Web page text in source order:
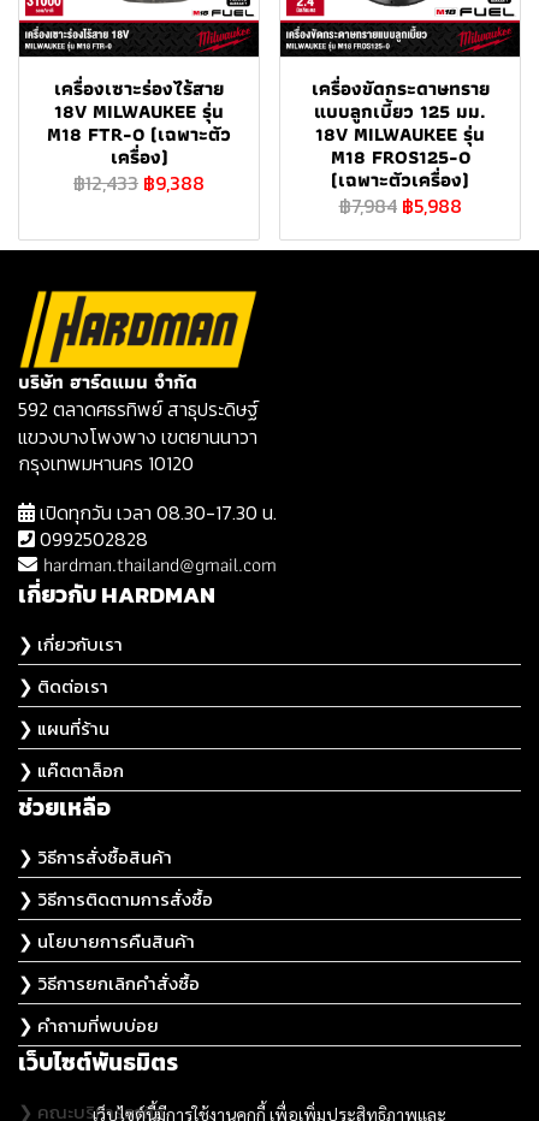
เครื่องเซาะร่องไร้สาย
18V MILWAUKEE รุ่น
M18 FTR-0 (เฉพาะตัว
เครื่อง)
฿12,433 ฿9,388
เครื่องขัดกระดาษทราย
แบบลูกเบี้ยว 125 มม.
18V MILWAUKEE รุ่น
M18 FROS125-0
(เฉพาะตัวเครื่อง)
฿7,984 ฿5,988
เว็บไซต์นี้มีการใช้งานคุกกี้ เพื่อเพิ่มประสิทธิภาพและ
บริษัท ฮาร์ดแมน จำกัด
592 ตลาดศธรทิพย์ สาธุประดิษฐ์
แขวงบางโพงพาง เขตยานนาวา
กรุงเทพมหานคร 10120
เปิดทุกวัน เวลา 08.30-17.30 น.
0992502828
hardman.thailand@gmail.com
เกี่ยวกับ HARDMAN
❯ เกี่ยวกับเรา
❯ ติดต่อเรา
❯ แผนที่ร้าน
❯ แค๊ตตาล็อก
ช่วยเหลือ
❯ วิธีการสั่งซื้อสินค้า
❯ วิธีการติดตามการสั่งซื้อ
❯ นโยบายการคืนสินค้า
❯ วิธีการยกเลิกคำสั่งซื้อ
❯ คำถามที่พบบ่อย
เว็บไซต์พันธมิตร
❯ คณะบริหารธุรกิจ